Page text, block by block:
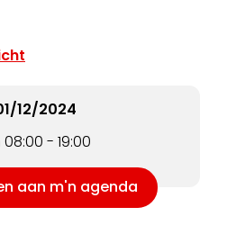
12/2024
- 19:00
aan m'n agenda